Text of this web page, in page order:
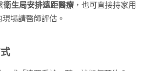
衛生局安排遠距醫療 ，也可直接持家用
場請醫師評估。